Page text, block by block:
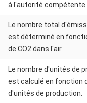
à l'autorité compétente
Le nombre total
est déterminé en
de CO2 dans l'air.
Le nombre d'unités de
est calculé en fonction
d'unités de production.